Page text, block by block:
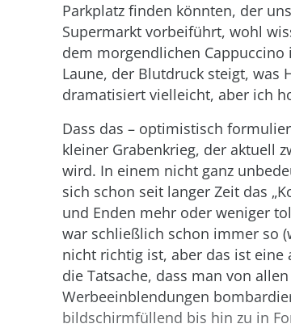
Parkplatz finden könnten, der
Supermarkt vorbeiführt, wohl
dem morgendlichen
Laune, der Blutdruck steigt, was
dramatisiert vielleicht, aber ich
Dass das – optimistisch
kleiner Grabenkrieg, der aktuell
wird. In einem nicht ganz
sich schon seit langer Zeit das
und Enden mehr oder weniger
war schließlich schon immer so
nicht richtig ist, aber das ist eine
die Tatsache, dass man von
Werbeeinblendungen
bildschirmfüllend bis hin zu in